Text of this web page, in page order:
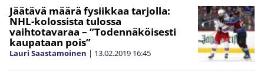
Jäätävä määrä fysiikkaa tarjolla:
NHL-kolossista tulossa
vaihtotavaraa – ”Todennäköisesti
kaupataan pois”
Lauri Saastamoinen | 13.02.2019 16:45